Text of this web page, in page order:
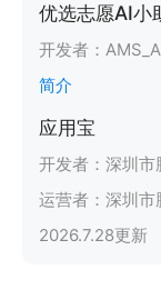
优选志愿AI小
开发者：
简介
应用宝
开发者： 深圳市
运营者： 深圳市
2026.7.28更新